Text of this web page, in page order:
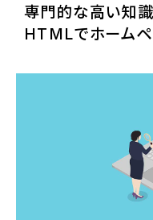
専門的な高い知識
HTMLでホーム